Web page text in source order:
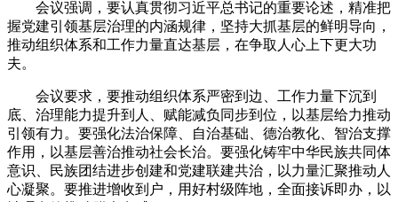
会议强调，要认真贯彻习近平总书记的重要论述，精准把
握党建引领基层治理的内涵规律，坚持大抓基层的鲜明导向，
推动组织体系和工作力量直达基层，在争取人心上下更大功
夫。
会议要求，要推动组织体系严密到边、工作力量下沉到
底、治理能力提升到人、赋能减负同步到位，以基层给力推动
引领有力。要强化法治保障、自治基础、德治教化、智治支撑
作用，以基层善治推动社会长治。要强化铸牢中华民族共同体
意识、民族团结进步创建和党建联建共治，以力量汇聚推动人
心凝聚。要推进增收到户，用好村级阵地，全面接诉即办，以